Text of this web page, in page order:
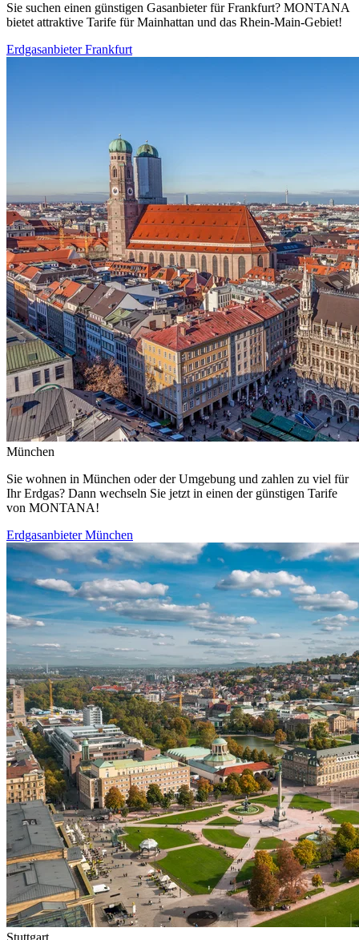
Sie suchen einen günstigen Gasanbieter für Frankfurt? MONTANA
bietet attraktive Tarife für Mainhattan und das Rhein-Main-Gebiet!
Erdgasanbieter Frankfurt
München
Sie wohnen in München oder der Umgebung und zahlen zu viel für
Ihr Erdgas? Dann wechseln Sie jetzt in einen der günstigen Tarife
von MONTANA!
Erdgasanbieter München